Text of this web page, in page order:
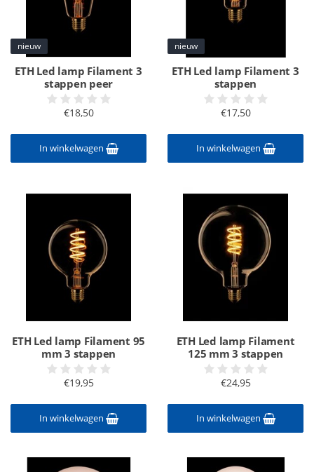
nieuw
ETH Led lamp Filament 3
stappen peer
€18,50
In winkelwagen
nieuw
ETH Led lamp Filament 3
stappen
€17,50
In winkelwagen
ETH Led lamp Filament 95
mm 3 stappen
€19,95
In winkelwagen
ETH Led lamp Filament
125 mm 3 stappen
€24,95
In winkelwagen